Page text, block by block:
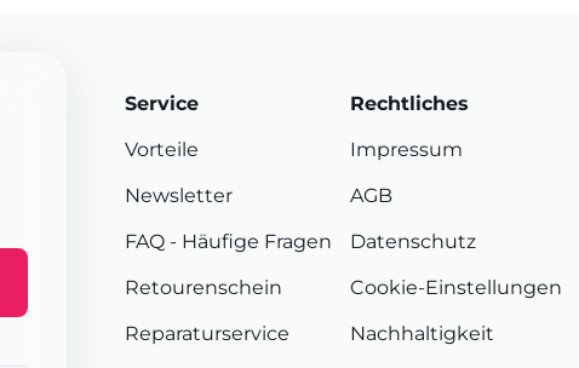
Service
Vorteile
Newsletter
FAQ - Häufige Fragen
Retourenschein
Reparaturservice
Rechtliches
Impressum
AGB
Datenschutz
Cookie-Einstellungen
Nachhaltigkeit